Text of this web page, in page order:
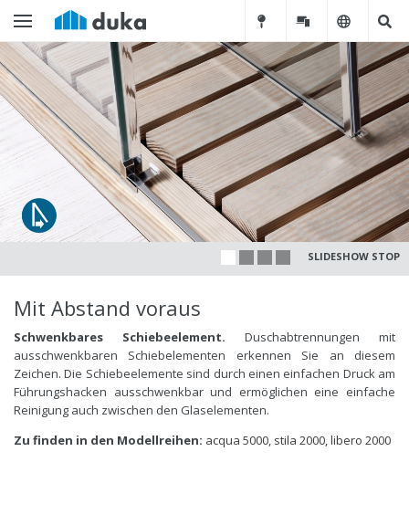
SLIDESHOW STOP
Mit Abstand voraus
Schwenkbares Schiebeelement. Duschabtrennungen mit
ausschwenkbaren Schiebelementen erkennen Sie an diesem
Zeichen. Die Schiebeelemente sind durch einen einfachen Druck am
Führungshacken ausschwenkbar und ermöglichen eine einfache
Reinigung auch zwischen den Glaselementen.
Zu finden in den Modellreihen: acqua 5000, stila 2000,libero 2000